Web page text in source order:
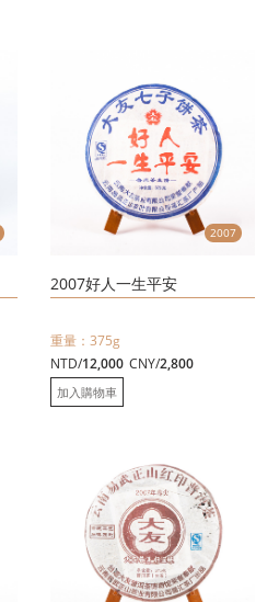
2007
2007好人一生平安
重量：375g
NTD/12,000 CNY/2,800
加入購物車